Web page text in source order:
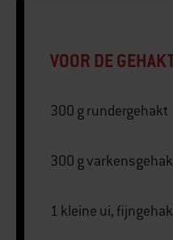
VOOR DE
300 g rundergehakt
300 g
1 kleine ui,